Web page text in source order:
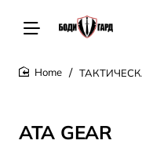
ATA GEAR